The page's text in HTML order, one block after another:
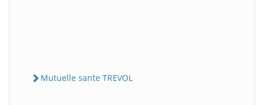
Mutuelle sante TREVOL